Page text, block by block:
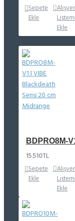
Sepete
Ekle
Ekle
BDPRO8M-
15.510TL
Sepete
Ekle
Ekle